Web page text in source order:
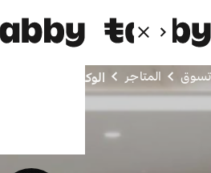
تسوق المتاجر الوكيل للتجارة